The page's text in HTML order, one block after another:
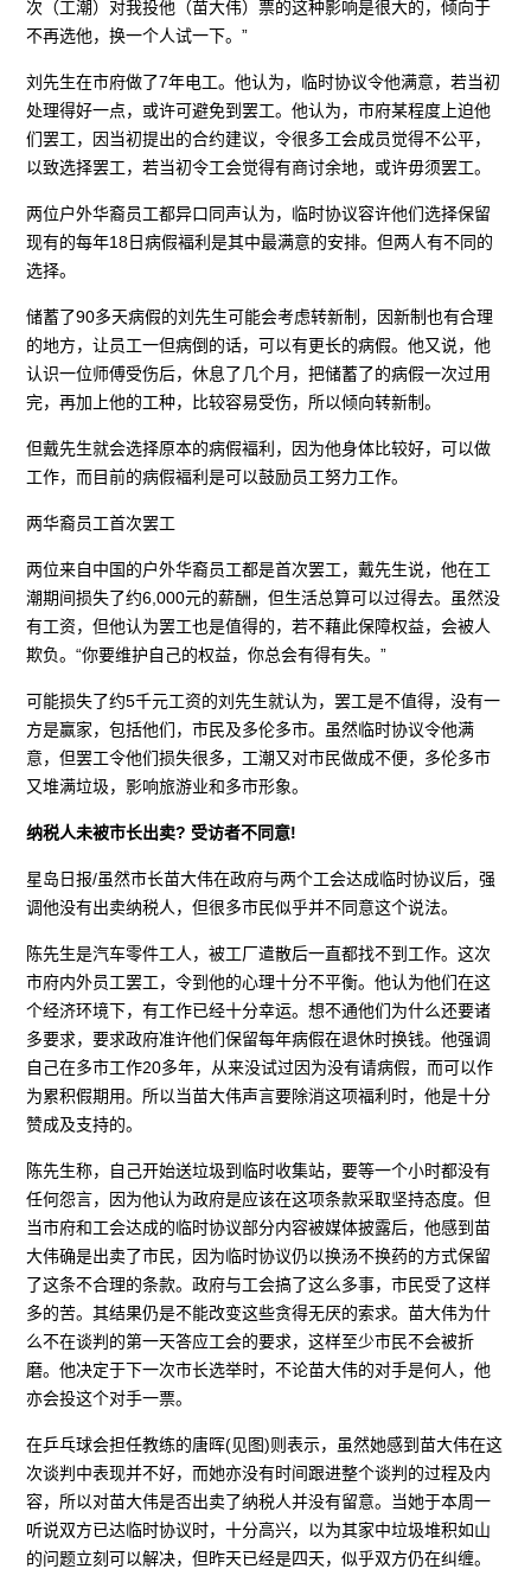
次（工潮）对我投他（苗大伟）票的这种影响是很大的，倾向于
不再选他，换一个人试一下。”
刘先生在市府做了7年电工。他认为，临时协议令他满意，若当初
处理得好一点，或许可避免到罢工。他认为，市府某程度上迫他
们罢工，因当初提出的合约建议，令很多工会成员觉得不公平，
以致选择罢工，若当初令工会觉得有商讨余地，或许毋须罢工。
两位户外华裔员工都异口同声认为，临时协议容许他们选择保留
现有的每年18日病假褔利是其中最满意的安排。但两人有不同的
选择。
储蓄了90多天病假的刘先生可能会考虑转新制，因新制也有合理
的地方，让员工一但病倒的话，可以有更长的病假。他又说，他
认识一位师傅受伤后，休息了几个月，把储蓄了的病假一次过用
完，再加上他的工种，比较容易受伤，所以倾向转新制。
但戴先生就会选择原本的病假褔利，因为他身体比较好，可以做
工作，而目前的病假褔利是可以鼓励员工努力工作。
两华裔员工首次罢工
两位来自中国的户外华裔员工都是首次罢工，戴先生说，他在工
潮期间损失了约6,000元的薪酬，但生活总算可以过得去。虽然没
有工资，但他认为罢工也是值得的，若不藉此保障权益，会被人
欺负。“你要维护自己的权益，你总会有得有失。”
可能损失了约5千元工资的刘先生就认为，罢工是不值得，没有一
方是赢家，包括他们，市民及多伦多市。虽然临时协议令他满
意，但罢工令他们损失很多，工潮又对市民做成不便，多伦多市
又堆满垃圾，影响旅游业和多市形象。
纳税人未被市长出卖? 受访者不同意!
星岛日报/虽然市长苗大伟在政府与两个工会达成临时协议后，强
调他没有出卖纳税人，但很多市民似乎并不同意这个说法。
陈先生是汽车零件工人，被工厂遣散后一直都找不到工作。这次
市府内外员工罢工，令到他的心理十分不平衡。他认为他们在这
个经济环境下，有工作已经十分幸运。想不通他们为什么还要诸
多要求，要求政府准许他们保留每年病假在退休时换钱。他强调
自己在多市工作20多年，从来没试过因为没有请病假，而可以作
为累积假期用。所以当苗大伟声言要除消这项福利时，他是十分
赞成及支持的。
陈先生称，自己开始送垃圾到临时收集站，要等一个小时都没有
任何怨言，因为他认为政府是应该在这项条款采取坚持态度。但
当市府和工会达成的临时协议部分内容被媒体披露后，他感到苗
大伟确是出卖了市民，因为临时协议仍以换汤不换药的方式保留
了这条不合理的条款。政府与工会搞了这么多事，市民受了这样
多的苦。其结果仍是不能改变这些贪得无厌的索求。苗大伟为什
么不在谈判的第一天答应工会的要求，这样至少市民不会被折
磨。他决定于下一次市长选举时，不论苗大伟的对手是何人，他
亦会投这个对手一票。
在乒乓球会担任教练的唐晖(见图)则表示，虽然她感到苗大伟在这
次谈判中表现并不好，而她亦没有时间跟进整个谈判的过程及内
容，所以对苗大伟是否出卖了纳税人并没有留意。当她于本周一
听说双方已达临时协议时，十分高兴，以为其家中垃圾堆积如山
的问题立刻可以解决，但昨天已经是四天，似乎双方仍在纠缠。